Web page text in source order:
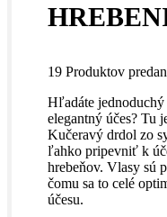
19 Produktov
Hľadáte
elegantný účes? Tu
Kučeravý drdol zo
ľahko pripevniť k
hrebeňov. Vlasy sú
čomu sa to celé
účesu.